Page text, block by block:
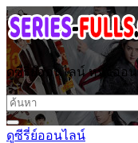
ดูซีรี่ย์ออนไลน์ หนังออ
ดูซีรี่ย์ออนไลน์